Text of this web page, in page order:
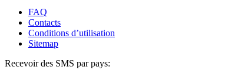
FAQ
Contacts
Conditions d’utilisation
Sitemap
Recevoir des SMS par pays: